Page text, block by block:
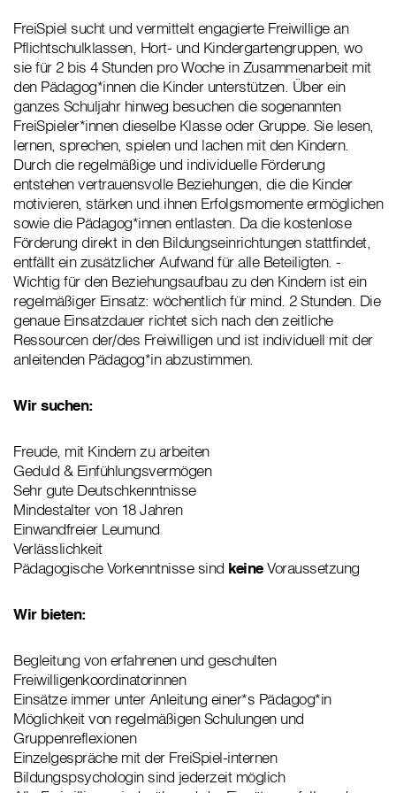
FreiSpiel sucht und vermittelt engagierte Freiwillige an
Pflichtschulklassen, Hort- und Kindergartengruppen, wo
sie für 2 bis 4 Stunden pro Woche in Zusammenarbeit mit
den Pädagog*innen die Kinder unterstützen. Über ein
ganzes Schuljahr hinweg besuchen die sogenannten
FreiSpieler*innen dieselbe Klasse oder Gruppe. Sie lesen,
lernen, sprechen, spielen und lachen mit den Kindern.
Durch die regelmäßige und individuelle Förderung
entstehen vertrauensvolle Beziehungen, die die Kinder
motivieren, stärken und ihnen Erfolgsmomente ermöglichen
sowie die Pädagog*innen entlasten. Da die kostenlose
Förderung direkt in den Bildungseinrichtungen stattfindet,
entfällt ein zusätzlicher Aufwand für alle Beteiligten. -
Wichtig für den Beziehungsaufbau zu den Kindern ist ein
regelmäßiger Einsatz: wöchentlich für mind. 2 Stunden. Die
genaue Einsatzdauer richtet sich nach den zeitliche
Ressourcen der/des Freiwilligen und ist individuell mit der
anleitenden Pädagog*in abzustimmen.
Wir suchen:
Freude, mit Kindern zu arbeiten
Geduld & Einfühlungsvermögen
Sehr gute Deutschkenntnisse
Mindestalter von 18 Jahren
Einwandfreier Leumund
Verlässlichkeit
Pädagogische Vorkenntnisse sind keineVoraussetzung
Wir bieten:
Begleitung von erfahrenen und geschulten
Freiwilligenkoordinatorinnen
Einsätze immer unter Anleitung einer*s Pädagog*in
Möglichkeit von regelmäßigen Schulungen und
Gruppenreflexionen
Einzelgespräche mit der FreiSpiel-internen
Bildungspsychologin sind jederzeit möglich